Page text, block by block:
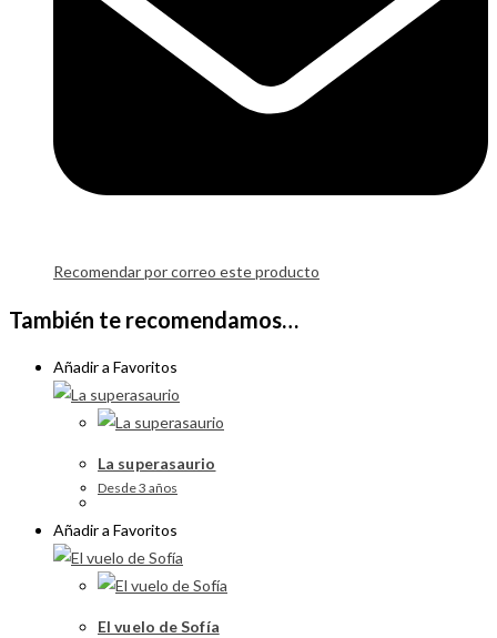
Recomendar por correo este producto
También te recomendamos…
Añadir a Favoritos
La superasaurio
Desde 3 años
Añadir a Favoritos
El vuelo de Sofía